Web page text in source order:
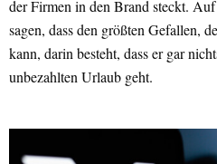
der Firmen in den Brand steckt.
sagen, dass den größten Gefallen,
kann, darin besteht, dass er gar
unbezahlten Urlaub geht.